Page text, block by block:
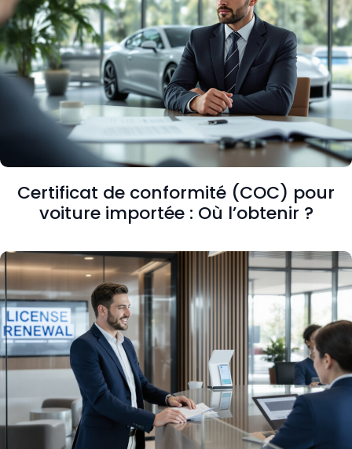
Certificat de conformité (COC) pour
voiture importée : Où l’obtenir ?